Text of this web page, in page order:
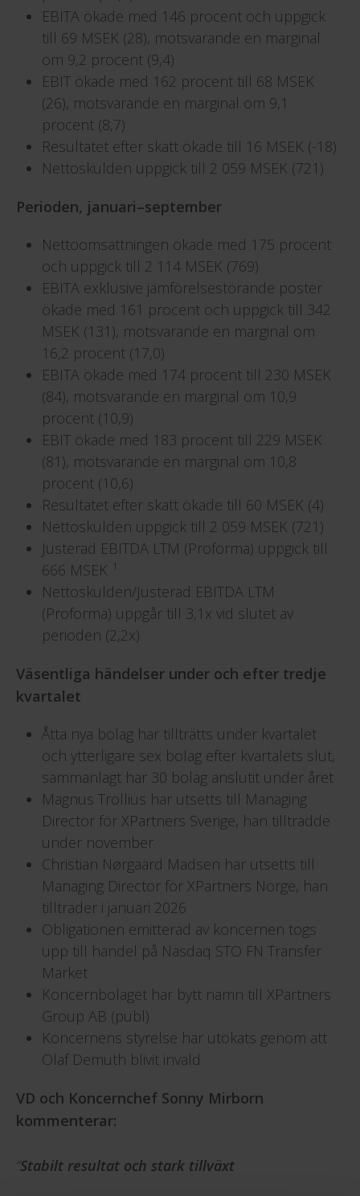
EBITA ökade med 146 procent och uppgick
till 69 MSEK (28), motsvarande en marginal
om 9,2 procent (9,4)
EBIT ökade med 162 procent till 68 MSEK
(26), motsvarande en marginal om 9,1
procent (8,7)
Resultatet efter skatt ökade till 16 MSEK (-18)
Nettoskulden uppgick till 2 059 MSEK (721)
Perioden, januari–september
Nettoomsättningen ökade med 175 procent
och uppgick till 2 114 MSEK (769)
EBITA exklusive jämförelsestörande poster
ökade med 161 procent och uppgick till 342
MSEK (131), motsvarande en marginal om
16,2 procent (17,0)
EBITA ökade med 174 procent till 230 MSEK
(84), motsvarande en marginal om 10,9
procent (10,9)
EBIT ökade med 183 procent till 229 MSEK
(81), motsvarande en marginal om 10,8
procent (10,6)
Resultatet efter skatt ökade till 60 MSEK (4)
Nettoskulden uppgick till 2 059 MSEK (721)
Justerad EBITDA LTM (Proforma) uppgick till
666 MSEK 1
Nettoskulden/Justerad EBITDA LTM
(Proforma) uppgår till 3,1x vid slutet av
perioden (2,2x)
Väsentliga händelser under och efter tredje
kvartalet
Åtta nya bolag har tillträtts under kvartalet
och ytterligare sex bolag efter kvartalets slut,
sammanlagt har 30 bolag anslutit under året
Magnus Trollius har utsetts till Managing
Director för XPartners Sverige, han tillträdde
under november
Christian Nørgaard Madsen har utsetts till
Managing Director för XPartners Norge, han
tillträder i januari 2026
Obligationen emitterad av koncernen togs
upp till handel på Nasdaq STO FN Transfer
Market
Koncernbolaget har bytt namn till XPartners
Group AB (publ)
Koncernens styrelse har utökats genom att
Olaf Demuth blivit invald
VD och Koncernchef Sonny Mirborn
kommenterar:
“Stabilt resultat och stark tillväxt